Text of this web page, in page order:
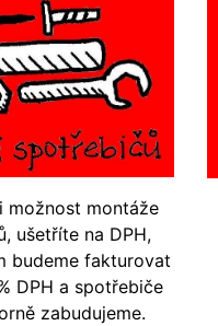
možnost montáže
ušetříte na DPH,
budeme fakturovat
DPH a spotřebiče
zabudujeme.